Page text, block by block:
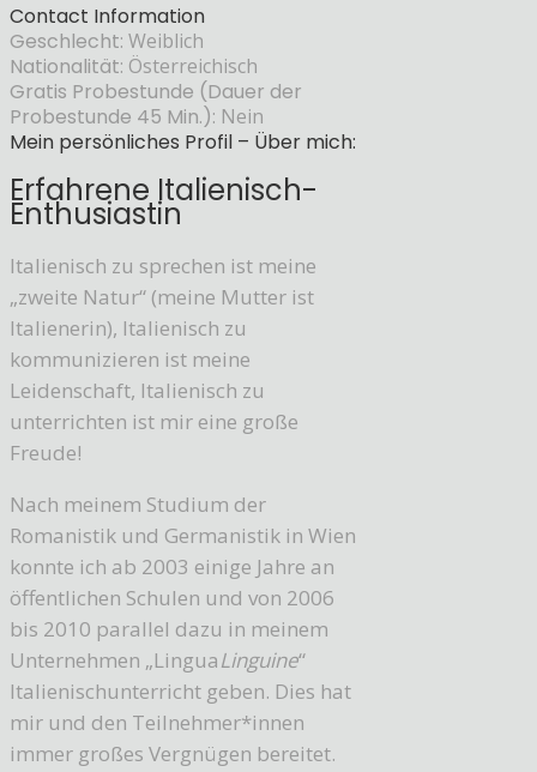
Contact Information
Geschlecht: Weiblich
Nationalität: Österreichisch
Gratis Probestunde (Dauer der
Probestunde 45 Min.): Nein
Mein persönliches Profil – Über mich:
Erfahrene Italienisch-
Enthusiastin
Italienisch zu sprechen ist meine
„zweite Natur“ (meine Mutter ist
Italienerin), Italienisch zu
kommunizieren ist meine
Leidenschaft, Italienisch zu
unterrichten ist mir eine große
Freude!
Nach meinem Studium der
Romanistik und Germanistik in Wien
konnte ich ab 2003 einige Jahre an
öffentlichen Schulen und von 2006
bis 2010 parallel dazu in meinem
Unternehmen „LinguaLinguine“
Italienischunterricht geben. Dies hat
mir und den Teilnehmer*innen
immer großes Vergnügen bereitet.